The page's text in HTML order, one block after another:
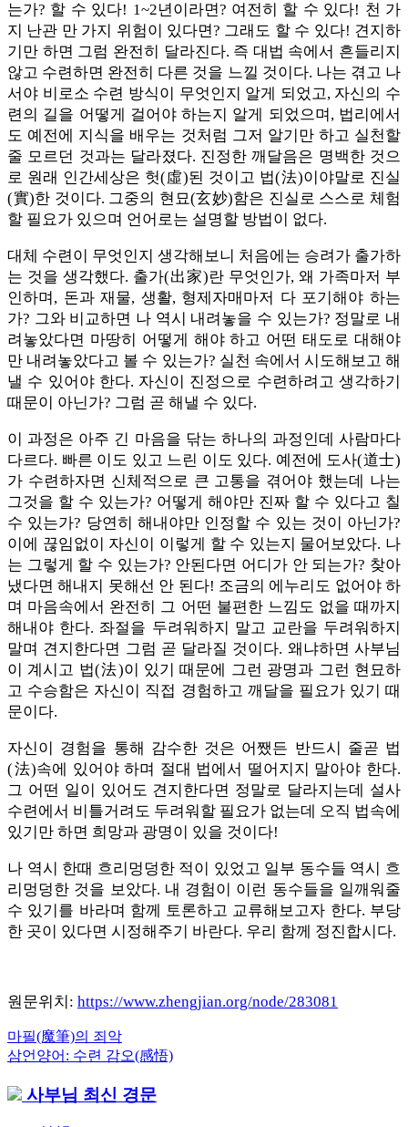
는가? 할 수 있다! 1~2년이라면? 여전히 할 수 있다! 천 가
지 난관 만 가지 위험이 있다면? 그래도 할 수 있다! 견지하
기만 하면 그럼 완전히 달라진다. 즉 대법 속에서 흔들리지
않고 수련하면 완전히 다른 것을 느낄 것이다. 나는 겪고 나
서야 비로소 수련 방식이 무엇인지 알게 되었고, 자신의 수
련의 길을 어떻게 걸어야 하는지 알게 되었으며, 법리에서
도 예전에 지식을 배우는 것처럼 그저 알기만 하고 실천할
줄 모르던 것과는 달라졌다. 진정한 깨달음은 명백한 것으
로 원래 인간세상은 헛(虛)된 것이고 법(法)이야말로 진실
(實)한 것이다. 그중의 현묘(玄妙)함은 진실로 스스로 체험
할 필요가 있으며 언어로는 설명할 방법이 없다.
대체 수련이 무엇인지 생각해보니 처음에는 승려가 출가하
는 것을 생각했다. 출가(出家)란 무엇인가, 왜 가족마저 부
인하며, 돈과 재물, 생활, 형제자매마저 다 포기해야 하는
가? 그와 비교하면 나 역시 내려놓을 수 있는가? 정말로 내
려놓았다면 마땅히 어떻게 해야 하고 어떤 태도로 대해야
만 내려놓았다고 볼 수 있는가? 실천 속에서 시도해보고 해
낼 수 있어야 한다. 자신이 진정으로 수련하려고 생각하기
때문이 아닌가? 그럼 곧 해낼 수 있다.
이 과정은 아주 긴 마음을 닦는 하나의 과정인데 사람마다
다르다. 빠른 이도 있고 느린 이도 있다. 예전에 도사(道士)
가 수련하자면 신체적으로 큰 고통을 겪어야 했는데 나는
그것을 할 수 있는가? 어떻게 해야만 진짜 할 수 있다고 칠
수 있는가? 당연히 해내야만 인정할 수 있는 것이 아닌가?
이에 끊임없이 자신이 이렇게 할 수 있는지 물어보았다. 나
는 그렇게 할 수 있는가? 안된다면 어디가 안 되는가? 찾아
냈다면 해내지 못해선 안 된다! 조금의 에누리도 없어야 하
며 마음속에서 완전히 그 어떤 불편한 느낌도 없을 때까지
해내야 한다. 좌절을 두려워하지 말고 교란을 두려워하지
말며 견지한다면 그럼 곧 달라질 것이다. 왜냐하면 사부님
이 계시고 법(法)이 있기 때문에 그런 광명과 그런 현묘하
고 수승함은 자신이 직접 경험하고 깨달을 필요가 있기 때
문이다.
자신이 경험을 통해 감수한 것은 어쨌든 반드시 줄곧 법
(法)속에 있어야 하며 절대 법에서 떨어지지 말아야 한다.
그 어떤 일이 있어도 견지한다면 정말로 달라지는데 설사
수련에서 비틀거려도 두려워할 필요가 없는데 오직 법속에
있기만 하면 희망과 광명이 있을 것이다!
나 역시 한때 흐리멍덩한 적이 있었고 일부 동수들 역시 흐
리멍덩한 것을 보았다. 내 경험이 이런 동수들을 일깨워줄
수 있기를 바라며 함께 토론하고 교류해보고자 한다. 부당
한 곳이 있다면 시정해주기 바란다. 우리 함께 정진합시다.
원문위치: https://www.zhengjian.org/node/283081
글
내
비
Previous
Post:
마필(魔筆)의 죄악
Next
삼언양어: 수련 감오(感悟)
사부님 최신 경문